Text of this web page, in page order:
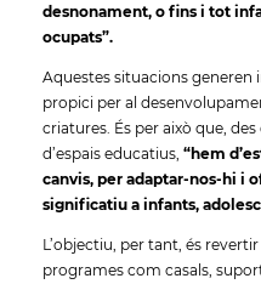
desnonament, o fins i tot
ocupats”.
Aquestes situacions
propici per al
criatures. És per això que,
d’espais educatius, “hem
canvis, per adaptar-nos-hi i
significatiu a infants,
L’objectiu, per tant, és
programes com casals,